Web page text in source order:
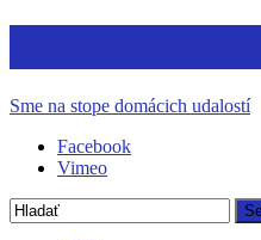
Sme na stope domácich udalostí
Facebook
Vimeo